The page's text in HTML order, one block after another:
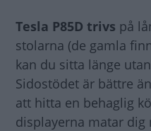
Tesla P85D trivs på
stolarna (de gamla
kan du sitta länge
Sidostödet är bättre
att hitta en behaglig
displayerna matar